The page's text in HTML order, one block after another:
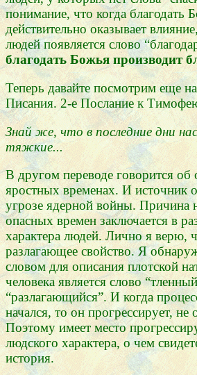
понимание, что когда благодать
действительно оказывает
людей появляется слово
благодать Божья производит
Теперь давайте посмотрим еще
Писания. 2-е Послание к
Знай же, что в последние дни
тяжкие...
В другом переводе говорится об
яростных временах. И источник
угрозе ядерной войны. Причина
опасных времен заключается в
характера людей. Лично я верю,
разлагающее свойство. Я
словом для описания плотской
человека является слово
“разлагающийся”. И когда
начался, то он прогрессирует, не
Поэтому имеет место
людского характера, о чем
история.